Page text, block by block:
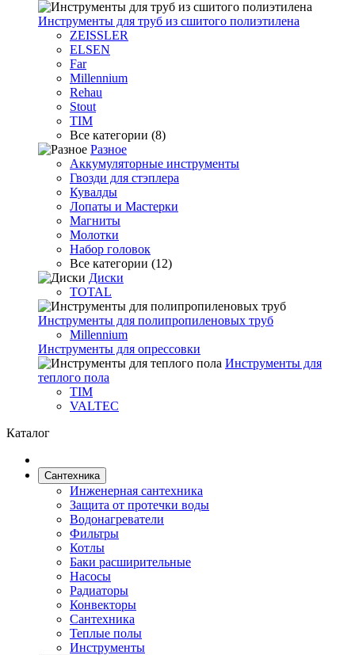
Инструменты для труб из сшитого полиэтилена
ZEISSLER
ELSEN
Far
Millennium
Rehau
Stout
TIM
Все категории (8)
Разное
Аккумуляторные инструменты
Гвозди для стэплера
Кувалды
Лопаты и Мастерки
Магниты
Молотки
Набор головок
Все категории (12)
Диски
TOTAL
Инструменты для полипропиленовых труб
Millennium
Инструменты для опрессовки
Инструменты для
теплого пола
TIM
VALTEC
Каталог
Сантехника
Инженерная сантехника
Защита от протечки воды
Водонагреватели
Фильтры
Котлы
Баки расширительные
Насосы
Радиаторы
Конвекторы
Сантехника
Теплые полы
Инструменты